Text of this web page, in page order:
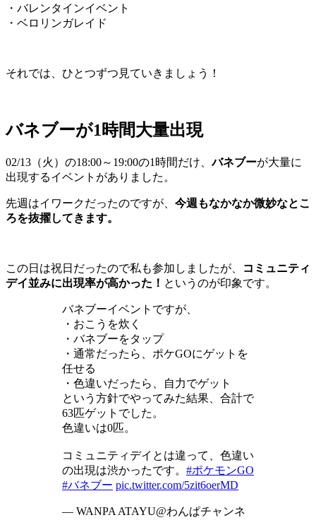
・バレンタインイベント
・ベロリンガレイド
それでは、ひとつずつ見ていきましょう！
バネブーが1時間大量出現
02/13（火）の18:00～19:00の1時間だけ、バネブーが大量に
出現するイベントがありました。
先週はイワークだったのですが、 今週もなかなか微妙なとこ
ろを抜擢してきます。
この日は祝日だったので私も参加しましたが、
コミュニティ
デイ並みに出現率が高かった！ というのが印象です。
バネブーイベントですが、
・おこうを炊く
・バネブーをタップ
・通常だったら、ポケGOにゲットを
任せる
・色違いだったら、自力でゲット
という方針でやってみた結果、合計で
63匹ゲットでした。
色違いは0匹。
コミュニティデイとは違って、色違い
の出現は渋かったです。 #ポケモンGO
#バネブー pic.twitter.com/5zit6oerMD
— WANPA ATAYU@わんぱチャンネ